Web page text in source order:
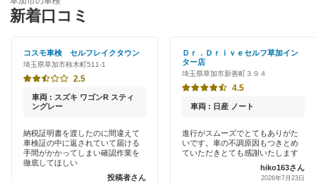
大里郡
桶川市
春日部市
加須市
川口市
特典あり
新車初回割りあり
早割りあり
土日祝OK
「車検の速太郎」
アップル車検
オートバックス
中部自動車販売（チューブ＆BCN）
出光リテール車検
宇佐美車検
新着口コミ
コスモ車検 セルフレイクタウン
埼玉県草加市柿木町511-1
2.5
車両 : スズキ ワゴンR スティ
ングレー
納税証明書を渡したのに間違えて
車検証の中に返されていて届ける
手間がかかってしまい確認作業を
徹底してほしい
投稿者さん
Ｄｒ．Ｄｒｉｖｅセルフ草加イン
ター店
埼玉県草加市新善町３９４
4.5
車両 : 日産 ノート
進行がスムーズでとてもありがた
いです。車の不調原因もつきとめ
ていただきとても感謝いたします
hiko163さん
2026年7月23日